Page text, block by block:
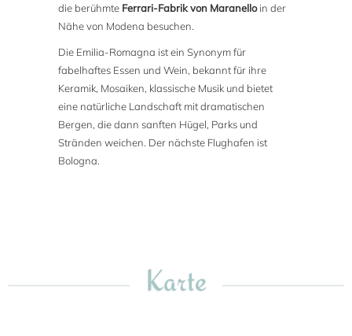
die berühmte Ferrari-Fabrik von Maranelloin der
Nähe von Modena besuchen.
Die Emilia-Romagna ist ein Synonym für
fabelhaftes Essen und Wein, bekannt für ihre
Keramik, Mosaiken, klassische Musik und bietet
eine natürliche Landschaft mit dramatischen
Bergen, die dann sanften Hügel, Parks und
Stränden weichen. Der nächste Flughafen ist
Bologna.
Karte